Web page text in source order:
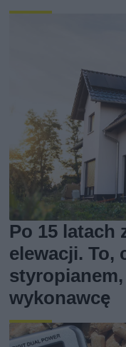
Po 15 latach
elewacji. To,
styropianem,
wykonawcę